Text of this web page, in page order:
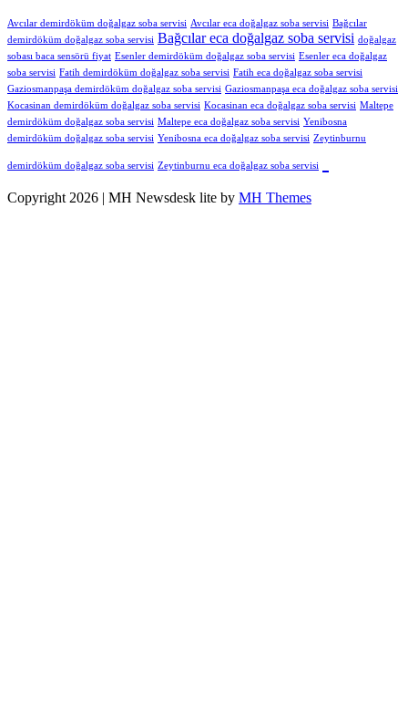
Avcılar demirdöküm doğalgaz soba servisi Avcılar eca doğalgaz soba servisi Bağcılar
demirdöküm doğalgaz soba servisi Bağcılar eca doğalgaz soba servisi doğalgaz
sobası baca sensörü fiyat Esenler demirdöküm doğalgaz soba servisi Esenler eca doğalgaz
soba servisi Fatih demirdöküm doğalgaz soba servisi Fatih eca doğalgaz soba servisi
Gaziosmanpaşa demirdöküm doğalgaz soba servisi Gaziosmanpaşa eca doğalgaz soba servisi
Kocasinan demirdöküm doğalgaz soba servisi Kocasinan eca doğalgaz soba servisi Maltepe
demirdöküm doğalgaz soba servisi Maltepe eca doğalgaz soba servisi Yenibosna
demirdöküm doğalgaz soba servisi Yenibosna eca doğalgaz soba servisi Zeytinburnu
demirdöküm doğalgaz soba servisi Zeytinburnu eca doğalgaz soba servisi
Copyright 2026 | MH Newsdesk lite by MH Themes